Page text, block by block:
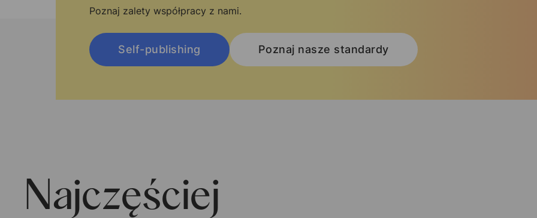
Poznaj zalety współpracy z nami.
Self-publishing Poznaj nasze standardy
Najczęściej